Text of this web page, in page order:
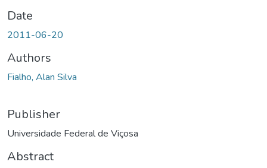
Date
2011-06-20
Authors
Fialho, Alan Silva
Publisher
Universidade Federal de Viçosa
Abstract